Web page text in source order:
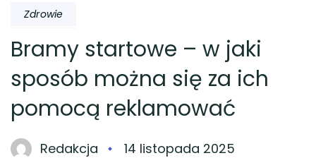
Zdrowie
Bramy startowe – w jaki
sposób można się za ich
pomocą reklamować
Redakcja 14 listopada 2025